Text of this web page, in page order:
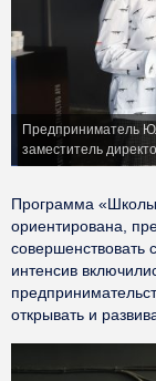
Предприниматель
заместитель
Программа
ориентирована,
совершенствовать
интенсив
открывать и